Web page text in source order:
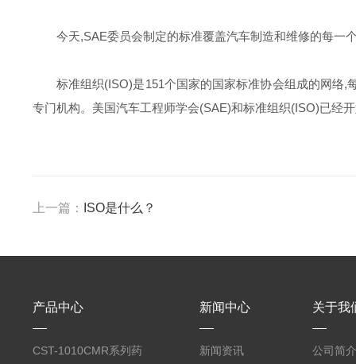
今天,SAE委员会制定的标准覆盖汽车制造和维修的每一
标准组织(ISO)是151个国家的国家标准协会组成的网络
专门机构。美国汽车工程师学会(SAE)和标准组织(ISO)已经
上一篇： ISO是什么？
产品中心
CST-1010CMR系列药
新闻中心
新闻资讯
关于我
公司简介